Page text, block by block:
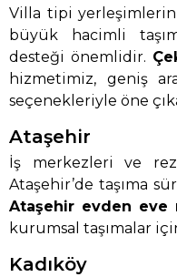
Villa tipi
büyük hacimli
desteği önemlidir.
hizmetimiz, geniş
seçenekleriyle öne
Ataşehir
İş merkezleri ve
Ataşehir’de taşıma
Ataşehir evden eve
kurumsal taşımalar
Kadıköy